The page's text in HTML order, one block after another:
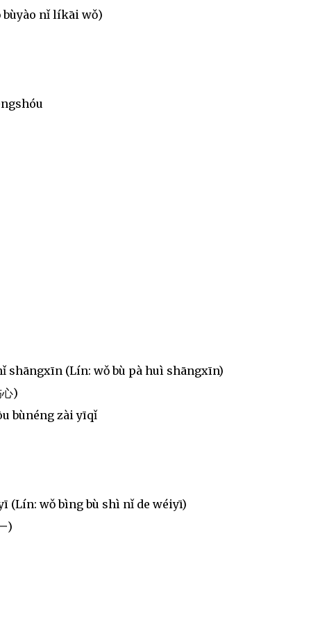
bùyào nǐ líkāi wǒ)
shāngxīn (Lín: wǒ bù pà huì shāngxīn)
心)
bùnéng zài yīqǐ
(Lín: wǒ bìng bù shì nǐ de wéiyī)
)